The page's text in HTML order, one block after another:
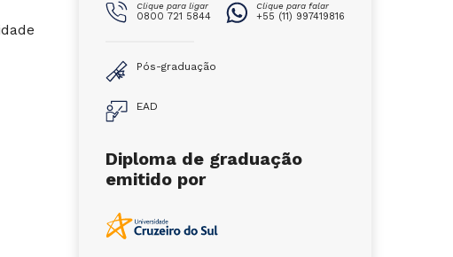
Clique para ligar
0800 721 5844
Clique para falar
+55 (11) 997419816
Pós-graduação
EAD
Diploma de graduação
emitido por